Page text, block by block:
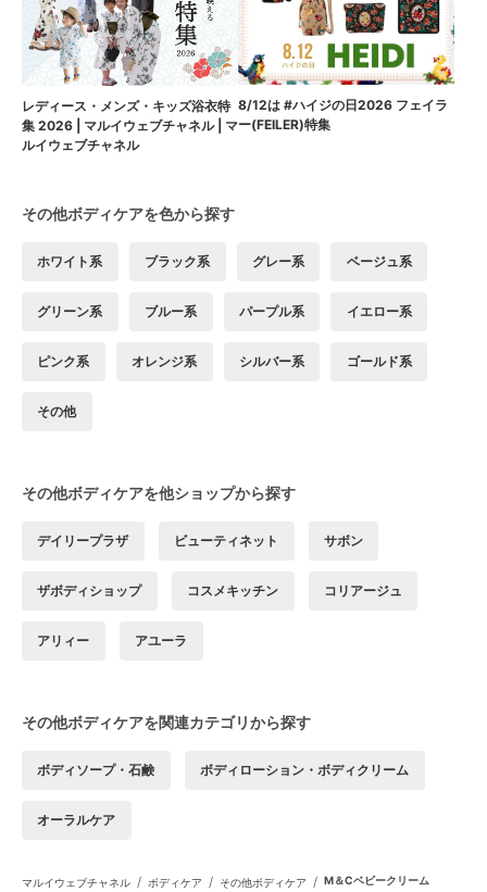
レディース・メンズ・キッズ浴衣特
集 2026 | マルイウェブチャネル | マ
ルイウェブチャネル
8/12は #ハイジの日2026 フェイラ
ー(FEILER)特集
その他ボディケアを色から探す
ホワイト系 ブラック系 グレー系 ベージュ系
グリーン系 ブルー系 パープル系 イエロー系
ピンク系 オレンジ系 シルバー系 ゴールド系
その他
その他ボディケアを他ショップから探す
デイリープラザ ビューティネット サボン
ザボディショップ コスメキッチン コリアージュ
アリィー アユーラ
その他ボディケアを関連カテゴリから探す
ボディソープ・石鹸 ボディローション・ボディクリーム
オーラルケア
マルイウェブチャネル / ボディケア / その他ボディケア / M＆Cベビークリーム